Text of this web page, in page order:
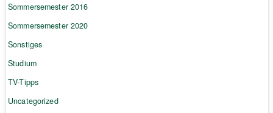
Sommersemester 2016
Sommersemester 2020
Sonstiges
Studium
TV-Tipps
Uncategorized